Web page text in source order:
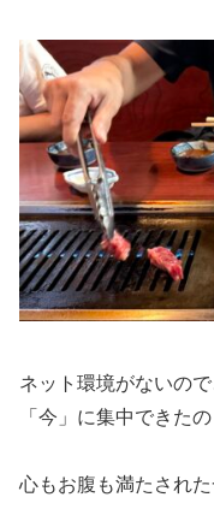
ネット環境がないの
「今」に集中できた
心もお腹も満たされた